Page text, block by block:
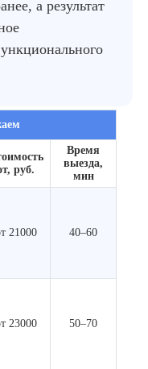
а результат
руб.
Время
выезда,
мин
21000 40–60
23000 50–70